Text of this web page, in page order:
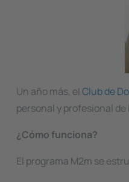
Un año más, el Club de
personal y profesional
¿Cómo funciona?
El programa M2m se